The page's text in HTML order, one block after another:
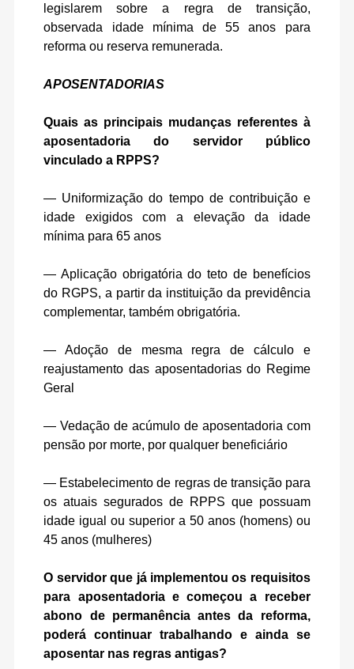
legislarem sobre a regra de transição,
observada idade mínima de 55 anos para
reforma ou reserva remunerada.
APOSENTADORIAS
Quais as principais mudanças referentes à
aposentadoria do servidor público
vinculado a RPPS?
— Uniformização do tempo de contribuição e
idade exigidos com a elevação da idade
mínima para 65 anos
— Aplicação obrigatória do teto de benefícios
do RGPS, a partir da instituição da previdência
complementar, também obrigatória.
— Adoção de mesma regra de cálculo e
reajustamento das aposentadorias do Regime
Geral
— Vedação de acúmulo de aposentadoria com
pensão por morte, por qualquer beneficiário
— Estabelecimento de regras de transição para
os atuais segurados de RPPS que possuam
idade igual ou superior a 50 anos (homens) ou
45 anos (mulheres)
O servidor que já implementou os requisitos
para aposentadoria e começou a receber
abono de permanência antes da reforma,
poderá continuar trabalhando e ainda se
aposentar nas regras antigas?